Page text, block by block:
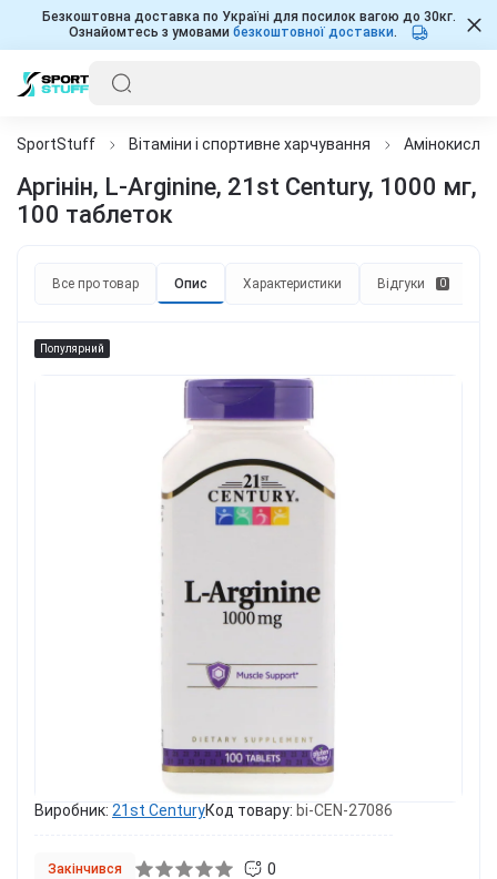
Безкоштовна доставка по Україні для посилок вагою до 30кг.
Ознайомтесь з умовами безкоштовної доставки.
SportStuff Вітаміни і спортивне харчування
Аргінін, L-Arginine, 21st Century, 1000 мг,
100 таблеток
Все про товар Опис Характеристики Відгуки 0
Популярний
Виробник: 21st CenturyКод товару: bi-CEN-27086
Закінчився 0